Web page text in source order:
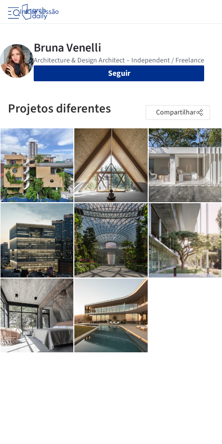
Iniciar sessão
Seguir
Projetos diferentes Compartilhar